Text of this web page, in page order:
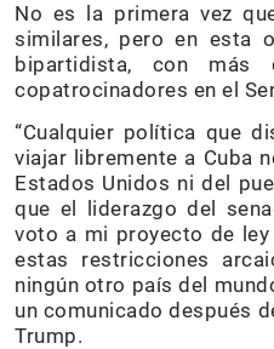
No es la primera vez
similares, pero en esta
bipartidista, con más
copatrocinadores en el
“Cualquier política que
viajar libremente a Cuba
Estados Unidos ni del
que el liderazgo del
voto a mi proyecto de
estas restricciones
ningún otro país del
un comunicado después
Trump.